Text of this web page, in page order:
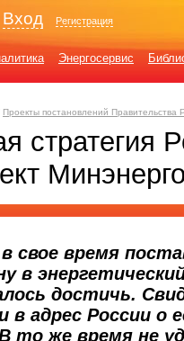
Вход Регистрация
Энергосервис
Проекты постановлений Правительства
стратегия
свое время
в
достичь.
в адрес России о
то же время не